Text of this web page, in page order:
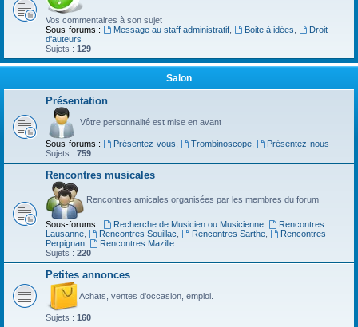
Vos commentaires à son sujet
Sous-forums :
Message au staff administratif, Boite à idées
Droit
d'auteurs
Sujets : 129
Salon
Présentation
Vôtre personnalité est mise en avant
Sous-forums : Présentez-vous Trombinoscope,
Présentez-nous
Sujets : 759
Rencontres musicales
Rencontres amicales organisées par les membres du forum
Sous-forums : Recherche de Musicien ou Musicienne,
Rencontres
Lausanne
Rencontres Souillac Rencontres Sarthe,
Rencontres
Perpignan
Rencontres Mazille
Sujets : 220
Petites annonces
Achats, ventes d'occasion, emploi.
Sujets : 160